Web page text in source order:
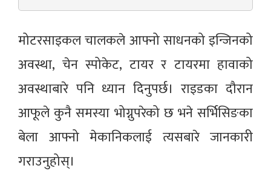
मोटरसाइकल चालकले आफ्नो साधनको इन्जिनको
अवस्था, चेन स्पोकेट, टायर र टायरमा हावाको
अवस्थाबारे पनि ध्यान दिनुपर्छ। राइडका दौरान
आफूले कुनै समस्या भोग्नुपरेको छ भने सर्भिसिङका
बेला आफ्नो मेकानिकलाई त्यसबारे जानकारी
गराउनुहोस्।